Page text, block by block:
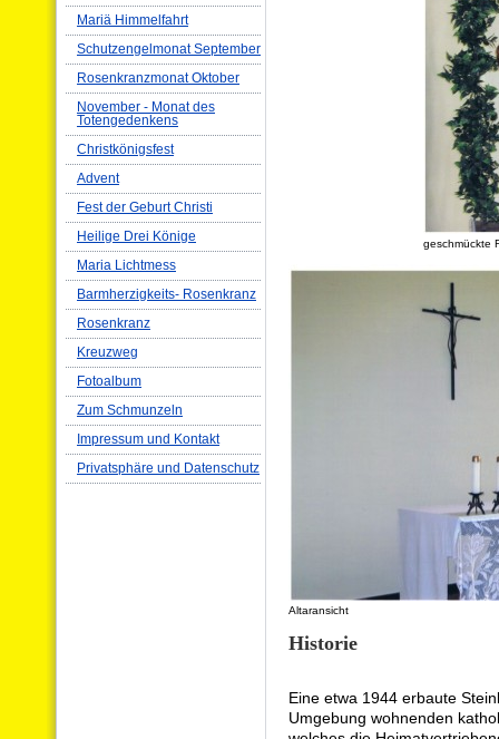
Mariä Himmelfahrt
Schutzengelmonat September
Rosenkranzmonat Oktober
November - Monat des
Totengedenkens
Christkönigsfest
Advent
Fest der Geburt Christi
Heilige Drei Könige
Maria Lichtmess
Barmherzigkeits- Rosenkranz
Rosenkranz
Kreuzweg
Fotoalbum
Zum Schmunzeln
Impressum und Kontakt
Privatsphäre und Datenschutz
geschmückte
Altaransicht
Historie
Eine etwa 1944 erbaute
Umgebung wohnenden